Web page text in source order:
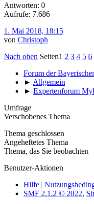
Antworten: 0
Aufrufe: 7.686
1. Mai 2018, 18:15
von Christoph
Nach oben Seiten1 2 3 4 5 6
Forum der
► Allgemein
► Expertenforum
Umfrage
Verschobenes Thema
Thema geschlossen
Angeheftetes Thema
Thema, das Sie beobachten
Benutzer-Aktionen
Hilfe |
SMF 2.1.2 © 2022,